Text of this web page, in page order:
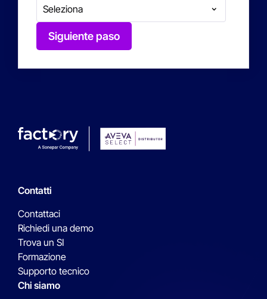
Siguiente paso
Contatti
Contattaci
Richiedi una demo
Trova un SI
Formazione
Supporto tecnico
Chi siamo